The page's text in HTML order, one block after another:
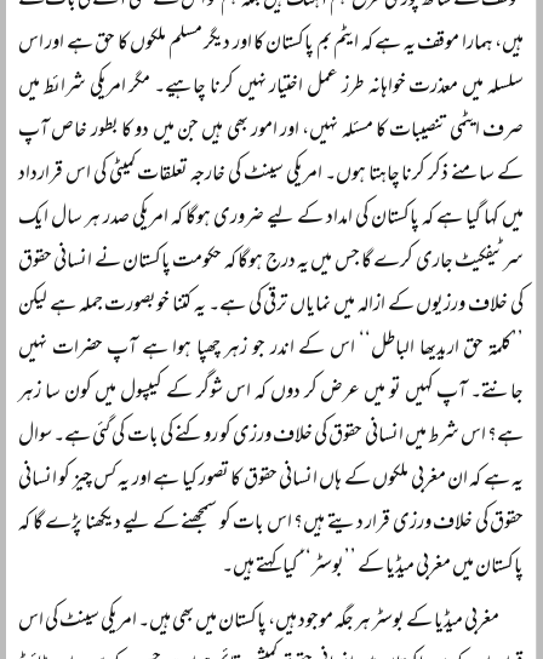
ہیں، ہمارا موقف یہ ہے کہ ایٹم بم پاکستان کا اور دیگر مسلم ملکوں کا حق ہے اور اس
سلسلہ میں معذرت خواہانہ طرز عمل اختیار نہیں کرنا چاہیے۔ مگر امریکی شرائط میں
صرف ایٹمی تنصیبات کا مسئلہ نہیں، اور امور بھی ہیں جن میں دو کا بطور خاص آپ
کے سامنے ذکر کرنا چاہتا ہوں۔ امریکی سینٹ کی خارجہ تعلقات کمیٹی کی اس قرارداد
میں کہا گیا ہے کہ پاکستان کی امداد کے لیے ضروری ہوگا کہ امریکی صدر ہر سال ایک
سرٹیفکیٹ جاری کرے گا جس میں یہ درج ہوگا کہ حکومت پاکستان نے انسانی حقوق
کی خلاف ورزیوں کے ازالہ میں نمایاں ترقی کی ہے۔ یہ کتنا خوبصورت جملہ ہے لیکن
’’کلمۃ حق اریدیھا الباطل‘‘ اس کے اندر جو زہر چھپا ہوا ہے آپ حضرات نہیں
جانتے۔ آپ کہیں تو میں عرض کر دوں کہ اس شوگر کے کیپسول میں کون سا زہر
ہے؟ اس شرط میں انسانی حقوق کی خلاف ورزی کو روکنے کی بات کی گئی ہے۔ سوال
یہ ہے کہ ان مغربی ملکوں کے ہاں انسانی حقوق کا تصور کیا ہے اور یہ کس چیز کو انسانی
حقوق کی خلاف ورزی قرار دیتے ہیں؟ اس بات کو سمجھنے کے لیے دیکھنا پڑے گا کہ
پاکستان میں مغربی میڈیا کے ’’بوسٹر‘‘ کیا کہتے ہیں۔
مغربی میڈیا کے بوسٹر ہر جگہ موجود ہیں، پاکستان میں بھی ہیں۔ امریکی سینٹ کی اس